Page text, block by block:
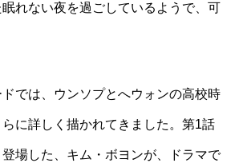
れない夜を過ごしているようで、可
では、ウンソプとへウォンの高校時
に詳しく描かれてきました。第1話
場した、キム・ボヨンが、ドラマで